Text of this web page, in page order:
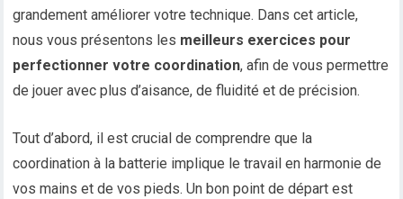
grandement améliorer votre technique. Dans cet article,
nous vous présentons les meilleurs exercices pour
perfectionner votre coordination, afin de vous permettre
de jouer avec plus d’aisance, de fluidité et de précision.
Tout d’abord, il est crucial de comprendre que la
coordination à la batterie implique le travail en harmonie de
vos mains et de vos pieds. Un bon point de départ est